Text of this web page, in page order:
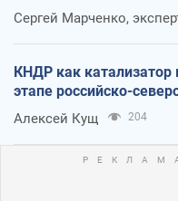
Сергей Марченко,
КНДР как
этапе российско-
Алексей Кущ 204